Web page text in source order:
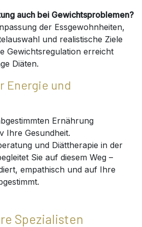
auch bei Gewichtsproblemen?
der Essgewohnheiten,
und realistische Ziele
Gewichtsregulation erreicht
Diäten.
Energie und
Ernährung
Ihre Gesundheit.
und Diättherapie in der
Sie auf diesem Weg –
empathisch und auf Ihre
Spezialisten